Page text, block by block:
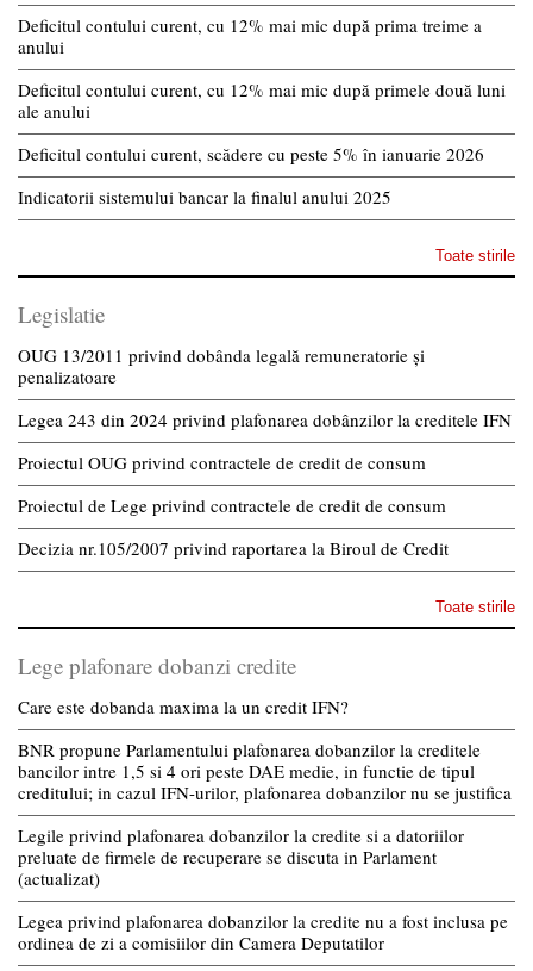
Deficitul contului curent, cu 12% mai mic după prima treime a
anului
Deficitul contului curent, cu 12% mai mic după primele două luni
ale anului
Deficitul contului curent, scădere cu peste 5% în ianuarie 2026
Indicatorii sistemului bancar la finalul anului 2025
Toate stirile
Legislatie
OUG 13/2011 privind dobânda legală remuneratorie și
penalizatoare
Legea 243 din 2024 privind plafonarea dobânzilor la creditele IFN
Proiectul OUG privind contractele de credit de consum
Proiectul de Lege privind contractele de credit de consum
Decizia nr.105/2007 privind raportarea la Biroul de Credit
Toate stirile
Lege plafonare dobanzi credite
Care este dobanda maxima la un credit IFN?
BNR propune Parlamentului plafonarea dobanzilor la creditele
bancilor intre 1,5 si 4 ori peste DAE medie, in functie de tipul
creditului; in cazul IFN-urilor, plafonarea dobanzilor nu se justifica
Legile privind plafonarea dobanzilor la credite si a datoriilor
preluate de firmele de recuperare se discuta in Parlament
(actualizat)
Legea privind plafonarea dobanzilor la credite nu a fost inclusa pe
ordinea de zi a comisiilor din Camera Deputatilor